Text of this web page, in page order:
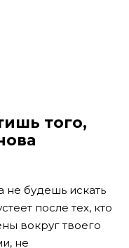
того,
не будешь искать
после тех, кто
вокруг твоего
не